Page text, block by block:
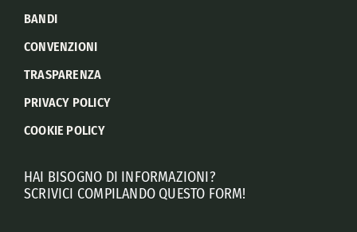
BANDI
CONVENZIONI
TRASPARENZA
PRIVACY POLICY
COOKIE POLICY
HAI BISOGNO DI INFORMAZIONI?
SCRIVICI COMPILANDO QUESTO FORM!